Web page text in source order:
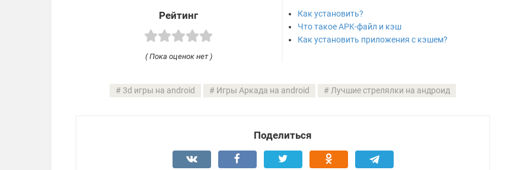
Рейтинг
( Пока оценок нет )
Как установить?
Что такое APK-файл и кэш
Как установить приложения с кэшем?
3d игры на android Игры Аркада на android Лучшие стрелялки на андроид
Поделиться